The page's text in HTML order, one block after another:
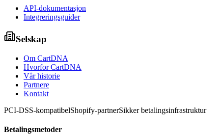
API-dokumentasjon
Integreringsguider
Selskap
Om CartDNA
Hvorfor CartDNA
Vår historie
Partnere
Kontakt
PCI-DSS-kompatibelShopify-partnerSikker betalingsinfrastruktur
Betalingsmetoder